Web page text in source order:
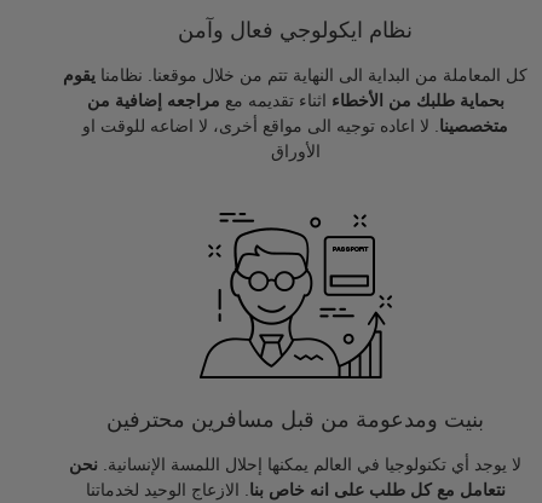
نظام ايكولوجي فعال وآمن
كل المعاملة من البداية الى النهاية تتم من خلال موقعنا. نظامنا يقوم
بحماية طلبك من الأخطاء اثناء تقديمه مع مراجعه إضافية من
متخصصينا . لا اعاده توجيه الى مواقع أخرى، لا اضاعه للوقت او
الأوراق
بنيت ومدعومة من قبل مسافرين محترفين
لا يوجد أي تكنولوجيا في العالم يمكنها إحلال اللمسة الإنسانية. نحن
نتعامل مع كل طلب على انه خاص بنا . الازعاج الوحيد لخدماتنا